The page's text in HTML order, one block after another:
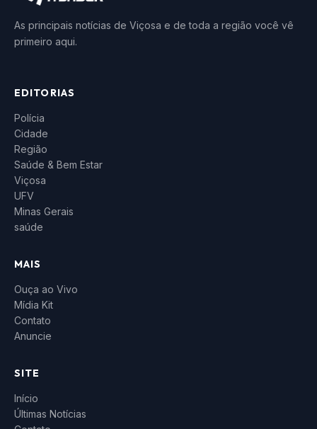
As principais notícias de Viçosa e de toda a região você vê
primeiro aqui.
EDITORIAS
Polícia
Cidade
Região
Saúde & Bem Estar
Viçosa
UFV
Minas Gerais
saúde
MAIS
Ouça ao Vivo
Mídia Kit
Contato
Anuncie
SITE
Início
Últimas Notícias